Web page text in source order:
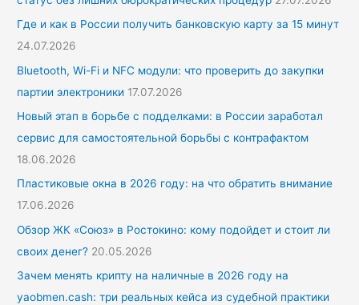
Где и как в России получить банковскую карту за 15 минут
24.07.2026
Bluetooth, Wi-Fi и NFC модули: что проверить до закупки
партии электроники 17.07.2026
Новый этап в борьбе с подделками: в России заработал
сервис для самостоятельной борьбы с контрафактом
18.06.2026
Пластиковые окна в 2026 году: на что обратить внимание
17.06.2026
Обзор ЖК «Союз» в Ростокино: кому подойдет и стоит ли
своих денег? 20.05.2026
Зачем менять крипту на наличные в 2026 году на
yaobmen.cash: три реальных кейса из судебной практики